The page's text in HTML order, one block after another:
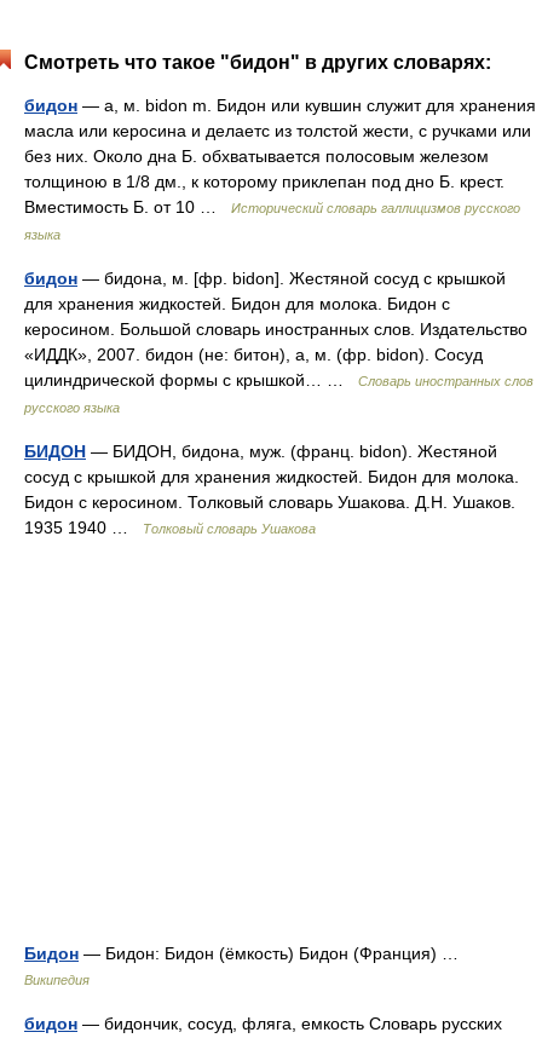
Смотреть что такое "бидон" в других словарях:
бидон — а, м. bidon m. Бидон или кувшин служит для хранения
масла или керосина и делаетс из толстой жести, с ручками или
без них. Около дна Б. обхватывается полосовым железом
толщиною в 1/8 дм., к которому приклепан под дно Б. крест.
Вместимость Б. от 10 …
Исторический словарь галлицизмов русского
языка
бидон — бидона, м. [фр. bidon]. Жестяной сосуд с крышкой
для хранения жидкостей. Бидон для молока. Бидон с
керосином. Большой словарь иностранных слов. Издательство
«ИДДК», 2007. бидон (не: битон), а, м. (фр. bidon). Сосуд
цилиндрической формы с крышкой… …
Словарь иностранных слов
русского языка
БИДОН — БИДОН, бидона, муж. (франц. bidon). Жестяной
сосуд с крышкой для хранения жидкостей. Бидон для молока.
Бидон с керосином. Толковый словарь Ушакова. Д.Н. Ушаков.
1935 1940 …
Толковый словарь Ушакова
Бидон — Бидон: Бидон (ёмкость) Бидон (Франция) …
Википедия
бидон — бидончик, сосуд, фляга, емкость Словарь русских